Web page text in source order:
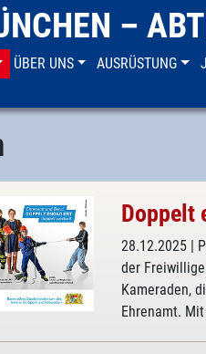
–
ÜBER UNS AUSRÜSTUNG
Doppelt
28.12.2025 |
der
Kameraden,
Ehrenamt.